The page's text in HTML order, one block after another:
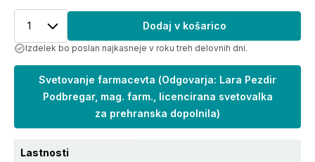
1 Dodaj v košarico
Izdelek bo poslan najkasneje v roku treh delovnih dni.
Svetovanje farmacevta (Odgovarja: Lara Pezdir
Podbregar, mag. farm., licencirana svetovalka
za prehranska dopolnila)
Lastnosti